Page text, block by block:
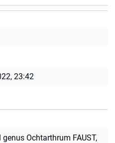
23:42
Ochtarthrum FAUST,